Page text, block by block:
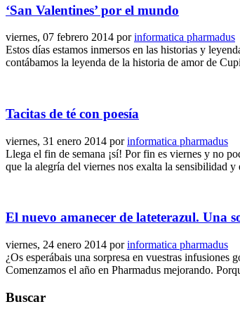
‘San Valentines’ por el mundo
viernes, 07 febrero 2014 porinformatica pharmadus
Estos días estamos inmersos en las historias y
contábamos la leyenda de la historia de amor de
Tacitas de té con poesía
viernes, 31 enero 2014 porinformatica pharmadus
Llega el fin de semana ¡sí! Por fin es viernes y no
que la alegría del viernes nos exalta la sensibilidad y
El nuevo amanecer de lateterazul. Una
viernes, 24 enero 2014 porinformatica pharmadus
¿Os esperábais una sorpresa en vuestras
Comenzamos el año en Pharmadus mejorando.
Buscar